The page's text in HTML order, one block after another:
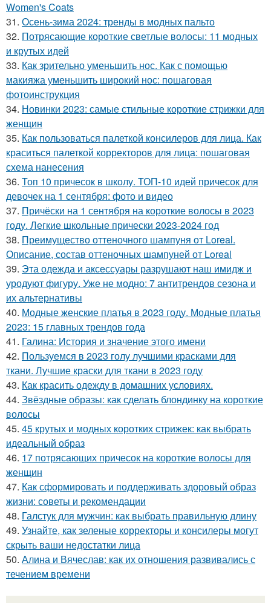
Women's Coats
31. Осень-зима 2024: тренды в модных пальто
32. Потрясающие короткие светлые волосы: 11 модных
и крутых идей
33. Как зрительно уменьшить нос. Как с помощью
макияжа уменьшить широкий нос: пошаговая
фотоинструкция
34. Новинки 2023: самые стильные короткие стрижки для
женщин
35. Как пользоваться палеткой консилеров для лица. Как
краситься палеткой корректоров для лица: пошаговая
схема нанесения
36. Топ 10 причесок в школу. ТОП-10 идей причесок для
девочек на 1 сентября: фото и видео
37. Причёски на 1 сентября на короткие волосы в 2023
году. Легкие школьные прически 2023-2024 год
38. Преимущество оттеночного шампуня от Loreal.
Описание, состав оттеночных шампуней от Loreal
39. Эта одежда и аксессуары разрушают наш имидж и
уродуют фигуру. Уже не модно: 7 антитрендов сезона и
их альтернативы
40. Модные женские платья в 2023 году. Модные платья
2023: 15 главных трендов года
41. Галина: История и значение этого имени
42. Пользуемся в 2023 голу лучшими красками для
ткани. Лучшие краски для ткани в 2023 году
43. Как красить одежду в домашних условиях.
44. Звёздные образы: как сделать блондинку на короткие
волосы
45. 45 крутых и модных коротких стрижек: как выбрать
идеальный образ
46. 17 потрясающих причесок на короткие волосы для
женщин
47. Как сформировать и поддерживать здоровый образ
жизни: советы и рекомендации
48. Галстук для мужчин: как выбрать правильную длину
49. Узнайте, как зеленые корректоры и консилеры могут
скрыть ваши недостатки лица
50. Алина и Вячеслав: как их отношения развивались с
течением времени